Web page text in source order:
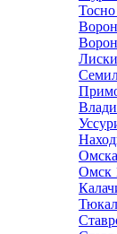
Тосно
Лиски
Омск